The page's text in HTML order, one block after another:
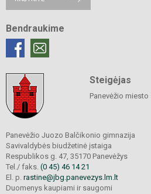
Bendraukime
Steigėjas
Panevėžio
Panevėžio Juozo Balčikonio gimnazija
Savivaldybės biudžetinė įstaiga
Respublikos g. 47, 35170 Panevėžys
Tel./ faks. (0 45) 46 14 21
El. p. rastine@jbg.panevezys.lm.lt
Duomenys kaupiami ir saugomi